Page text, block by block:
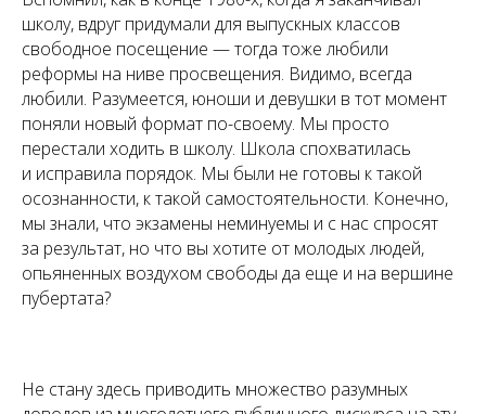
школу, вдруг придумали для выпускных классов
свободное посещение — тогда тоже любили
реформы на ниве просвещения. Видимо, всегда
любили. Разумеется, юноши и девушки в тот момент
поняли новый формат по-своему. Мы просто
перестали ходить в школу. Школа спохватилась
и исправила порядок. Мы были не готовы к такой
осознанности, к такой самостоятельности. Конечно,
мы знали, что экзамены неминуемы и с нас спросят
за результат, но что вы хотите от молодых людей,
опьяненных воздухом свободы да еще и на вершине
пубертата?
Не стану здесь приводить множество разумных